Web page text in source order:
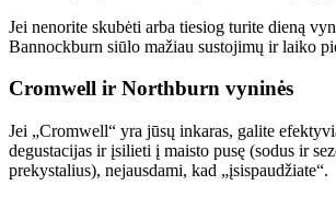
Jei nenorite skubėti arba tiesiog turite dieną
Bannockburn siūlo mažiau sustojimų ir laiko
Cromwell ir Northburn vyninės
Jei „Cromwell“ yra jūsų inkaras, galite
degustacijas ir įsilieti į maisto pusę (sodus ir
prekystalius), nejausdami, kad „įsispaudžiate“.